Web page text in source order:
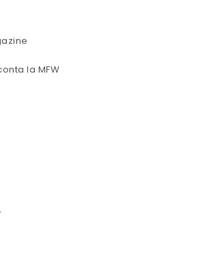
la MFW